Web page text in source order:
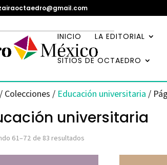
INICIO LA EDITORIAL
SITIOS DE OCTAEDRO
/ Colecciones / Educación universitaria /
universitaria
61–72 de 83 resultados
por